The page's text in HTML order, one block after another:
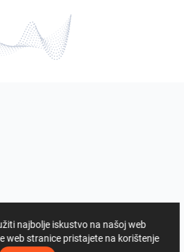
najbolje iskustvo na našoj web
web stranice pristajete na korištenje